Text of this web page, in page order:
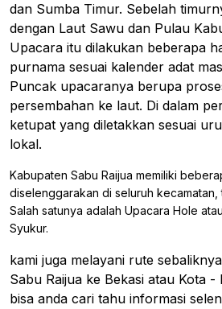
dan Sumba Timur. Sebelah
dengan Laut Sawu dan Pulau
Upacara itu dilakukan beberapa
purnama sesuai kalender adat
Puncak upacaranya berupa
persembahan ke laut. Di dalam
ketupat yang diletakkan sesuai
lokal.
Kabupaten Sabu Raijua memiliki
diselenggarakan di seluruh kecamatan,
Salah satunya adalah Upacara Hole
Syukur.
kami juga melayani rute
Sabu Raijua ke Bekasi atau Kota
bisa anda cari tahu informasi